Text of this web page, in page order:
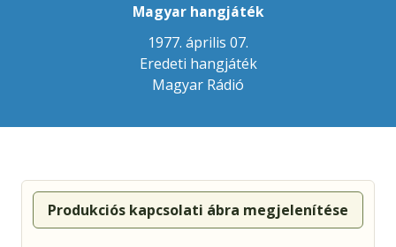
Magyar hangjáték
1977. április 07.
Eredeti hangjáték
Magyar Rádió
Produkciós kapcsolati ábra megjelenítése